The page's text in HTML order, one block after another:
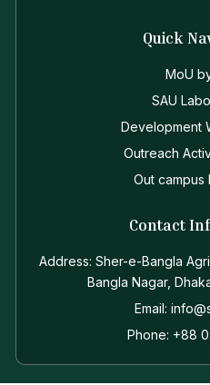
Quick
MoU
SAU
Development
Outreach
Out campus
Contact
Address: Sher-e-Bangla
Bangla Nagar,
Email:
Phone: +88